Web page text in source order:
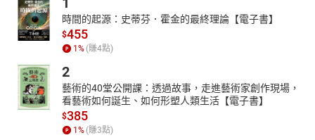
時間的起源：史蒂芬．霍金的最終理論【電子書】
$455
1 % (賺4點)
2
藝術的40堂公開課：透過故事，走進藝術家創作現場，
看藝術如何誕生、如何形塑人類生活【電子書】
$385
1 % (賺3點)